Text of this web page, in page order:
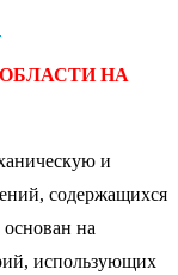
НА
и
содержащихся
на
использующих